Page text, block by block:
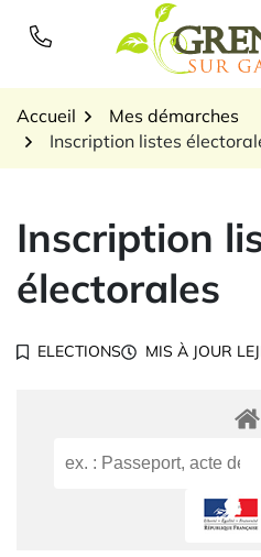
Accueil
Mes démarches
Inscription listes
Inscription
électorales
ELECTIONS MIS À JOUR LE